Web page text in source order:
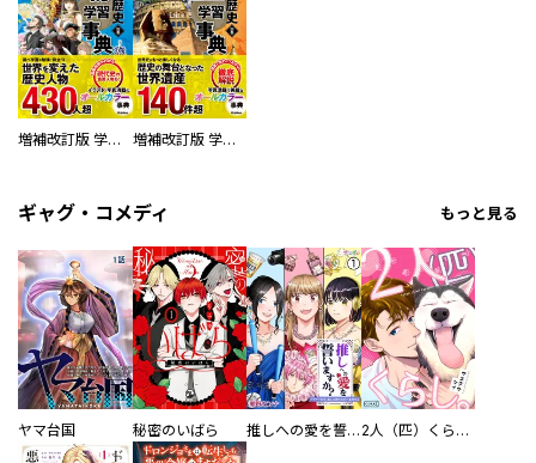
増補改訂版 学研まんが NEW世界の歴史 別巻 人物学習事典 増補改訂版 学研まんが NEW世界の歴史 別巻 世界遺産学習事典
ギャグ・コメディ もっと見る
ヤマ台国 秘密のいばら 推しへの愛を誓いますか？～アラサー女子、推しは逃げぬが人生逃げる～ 2人（匹）くらし。